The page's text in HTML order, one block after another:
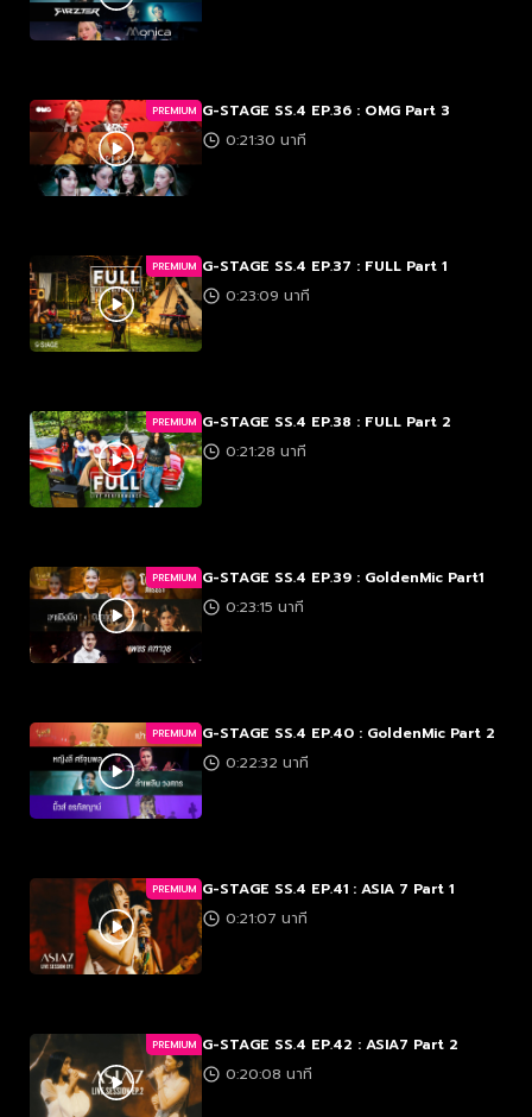
PREMIUM G-STAGE SS.4 EP.36 : OMG Part 3
0:21:30 นาที
PREMIUM G-STAGE SS.4 EP.37 : FULL Part 1
0:23:09 นาที
PREMIUM
G-STAGE SS.4 EP.38 : FULL Part 2
0:21:28 นาที
PREMIUM G-STAGE SS.4 EP.39 : GoldenMic Part1
0:23:15 นาที
PREMIUM G-STAGE SS.4 EP.40 : GoldenMic Part 2
0:22:32 นาที
PREMIUM G-STAGE SS.4 EP.41 : ASIA 7 Part 1
0:21:07 นาที
PREMIUM
G-STAGE SS.4 EP.42 : ASIA7 Part 2
0:20:08 นาที